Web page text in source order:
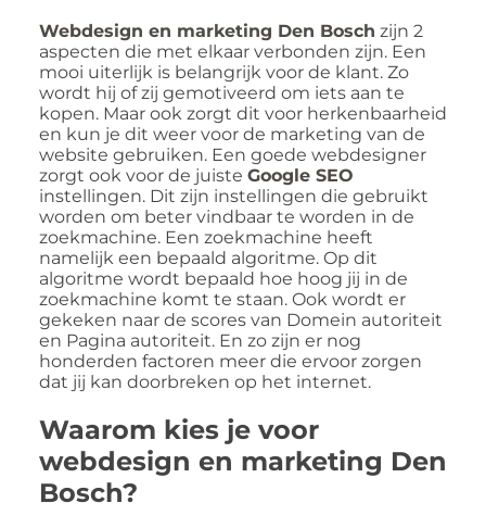
Webdesign en marketing Den Bosch zijn 2
aspecten die met elkaar verbonden zijn. Een
mooi uiterlijk is belangrijk voor de klant. Zo
wordt hij of zij gemotiveerd om iets aan te
kopen. Maar ook zorgt dit voor herkenbaarheid
en kun je dit weer voor de marketing van de
website gebruiken. Een goede webdesigner
zorgt ook voor de juiste Google SEO
instellingen. Dit zijn instellingen die gebruikt
worden om beter vindbaar te worden in de
zoekmachine. Een zoekmachine heeft
namelijk een bepaald algoritme. Op dit
algoritme wordt bepaald hoe hoog jij in de
zoekmachine komt te staan. Ook wordt er
gekeken naar de scores van Domein autoriteit
en Pagina autoriteit. En zo zijn er nog
honderden factoren meer die ervoor zorgen
dat jij kan doorbreken op het internet.
Waarom kies je voor
webdesign en marketing Den
Bosch?